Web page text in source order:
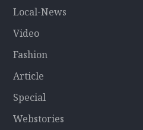
Local-News
Video
Fashion
Article
Special
Webstories